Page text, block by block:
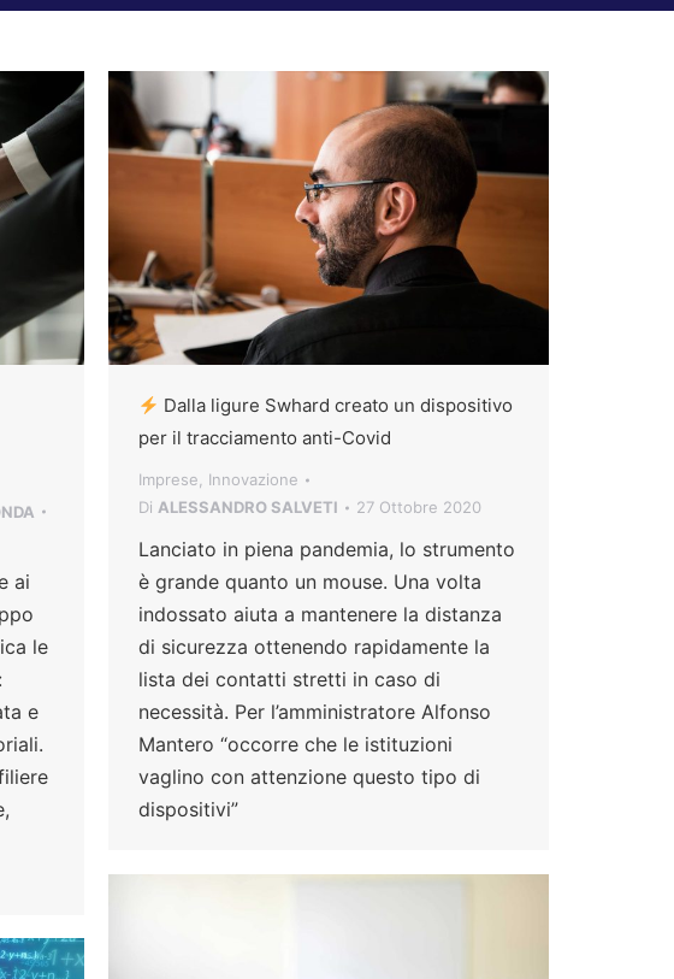
ai
le
e
Dalla ligure Swhard creato un dispositivo
per il tracciamento anti-Covid
Imprese, Innovazione
Di ALESSANDRO SALVETI 27 Ottobre 2020
Lanciato in piena pandemia, lo strumento
è grande quanto un mouse. Una volta
indossato aiuta a mantenere la distanza
di sicurezza ottenendo rapidamente la
lista dei contatti stretti in caso di
necessità. Per l’amministratore Alfonso
Mantero “occorre che le istituzioni
vaglino con attenzione questo tipo di
dispositivi”